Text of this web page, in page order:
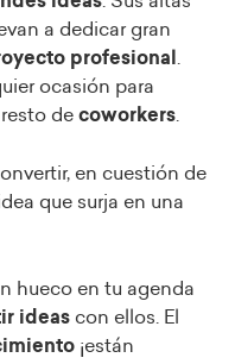
a dedicar gran
profesional .
ocasión para
de coworkers.
en cuestión de
que surja en una
hueco en tu agenda
ideas con ellos. El
¡están